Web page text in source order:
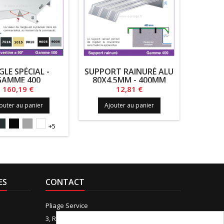
SPÉCIAL -
400
Prix
160,19 €
au panier
9006PIEDRA
9010S
+5
SUPPORT RAINURÉ ALU
80X4.5MM - 400MM
Prix
12,81 €
Ajouter au panier
CONTACT
Pliage Service
3, Rue de Boudeville, 31100 Toulouse